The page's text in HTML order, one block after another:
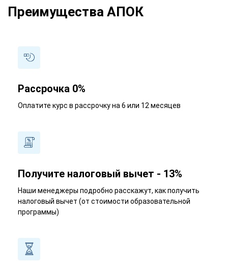
Преимущества АПОК
Рассрочка 0%
Оплатите курс в рассрочку на 6 или 12 месяцев
Получите налоговый вычет - 13%
Наши менеджеры подробно расскажут, как получить
налоговый вычет (от стоимости образовательной
программы)